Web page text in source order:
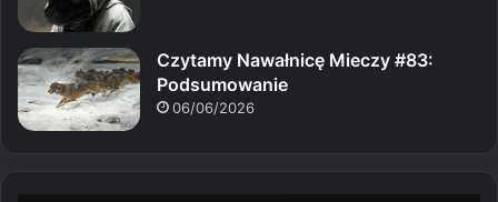
Czytamy Nawałnicę Mieczy #83:
Podsumowanie
06/06/2026